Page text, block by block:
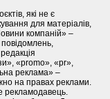
які не є
для матеріалів,
компаній» –
«promo», «pr»,
реклама» –
на правах реклами.
рекламодавець.